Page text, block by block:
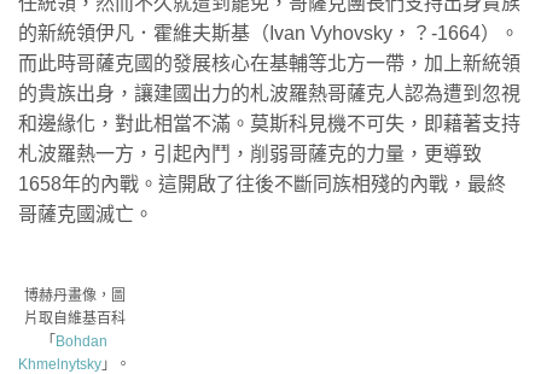
的新統領伊凡．霍維夫斯基（Ivan Vyhovsky，？-1664）。
而此時哥薩克國的發展核心在基輔等北方一帶，加上新統領
的貴族出身，讓建國出力的札波羅熱哥薩克人認為遭到忽視
和邊緣化，對此相當不滿。莫斯科見機不可失，即藉著支持
札波羅熱一方，引起內鬥，削弱哥薩克的力量，更導致
1658年的內戰。這開啟了往後不斷同族相殘的內戰，最終
哥薩克國滅亡。
博赫丹畫像，圖
片取自維基百科
「 Bohdan
Khmelnytsky 」。